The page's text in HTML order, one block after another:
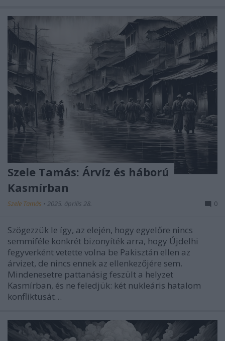
Szele Tamás: Árvíz és háború
Kasmírban
Szele Tamás • 2025. április 28. 0
Szögezzük le így, az elején, hogy egyelőre nincs
semmiféle konkrét bizonyíték arra, hogy Újdelhi
fegyverként vetette volna be Pakisztán ellen az
árvizet, de nincs ennek az ellenkezőjére sem.
Mindenesetre pattanásig feszült a helyzet
Kasmírban, és ne feledjük: két nukleáris hatalom
konfliktusát…